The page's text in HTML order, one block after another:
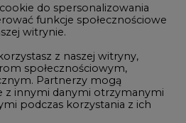
do spersonalizowania
funkcje społecznościowe
witrynie.
z naszej witryny,
społecznościowym,
Partnerzy mogą
z innymi danymi otrzymanymi
podczas korzystania z ich